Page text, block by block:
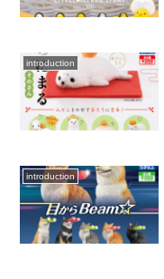
introduction
introduction